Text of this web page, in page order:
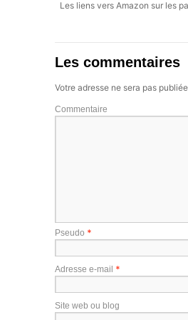
Les liens vers Amazon sur les
Les commentaires
Votre adresse ne sera pas
Commentaire
Pseudo *
Adresse e-mail *
Site web ou blog